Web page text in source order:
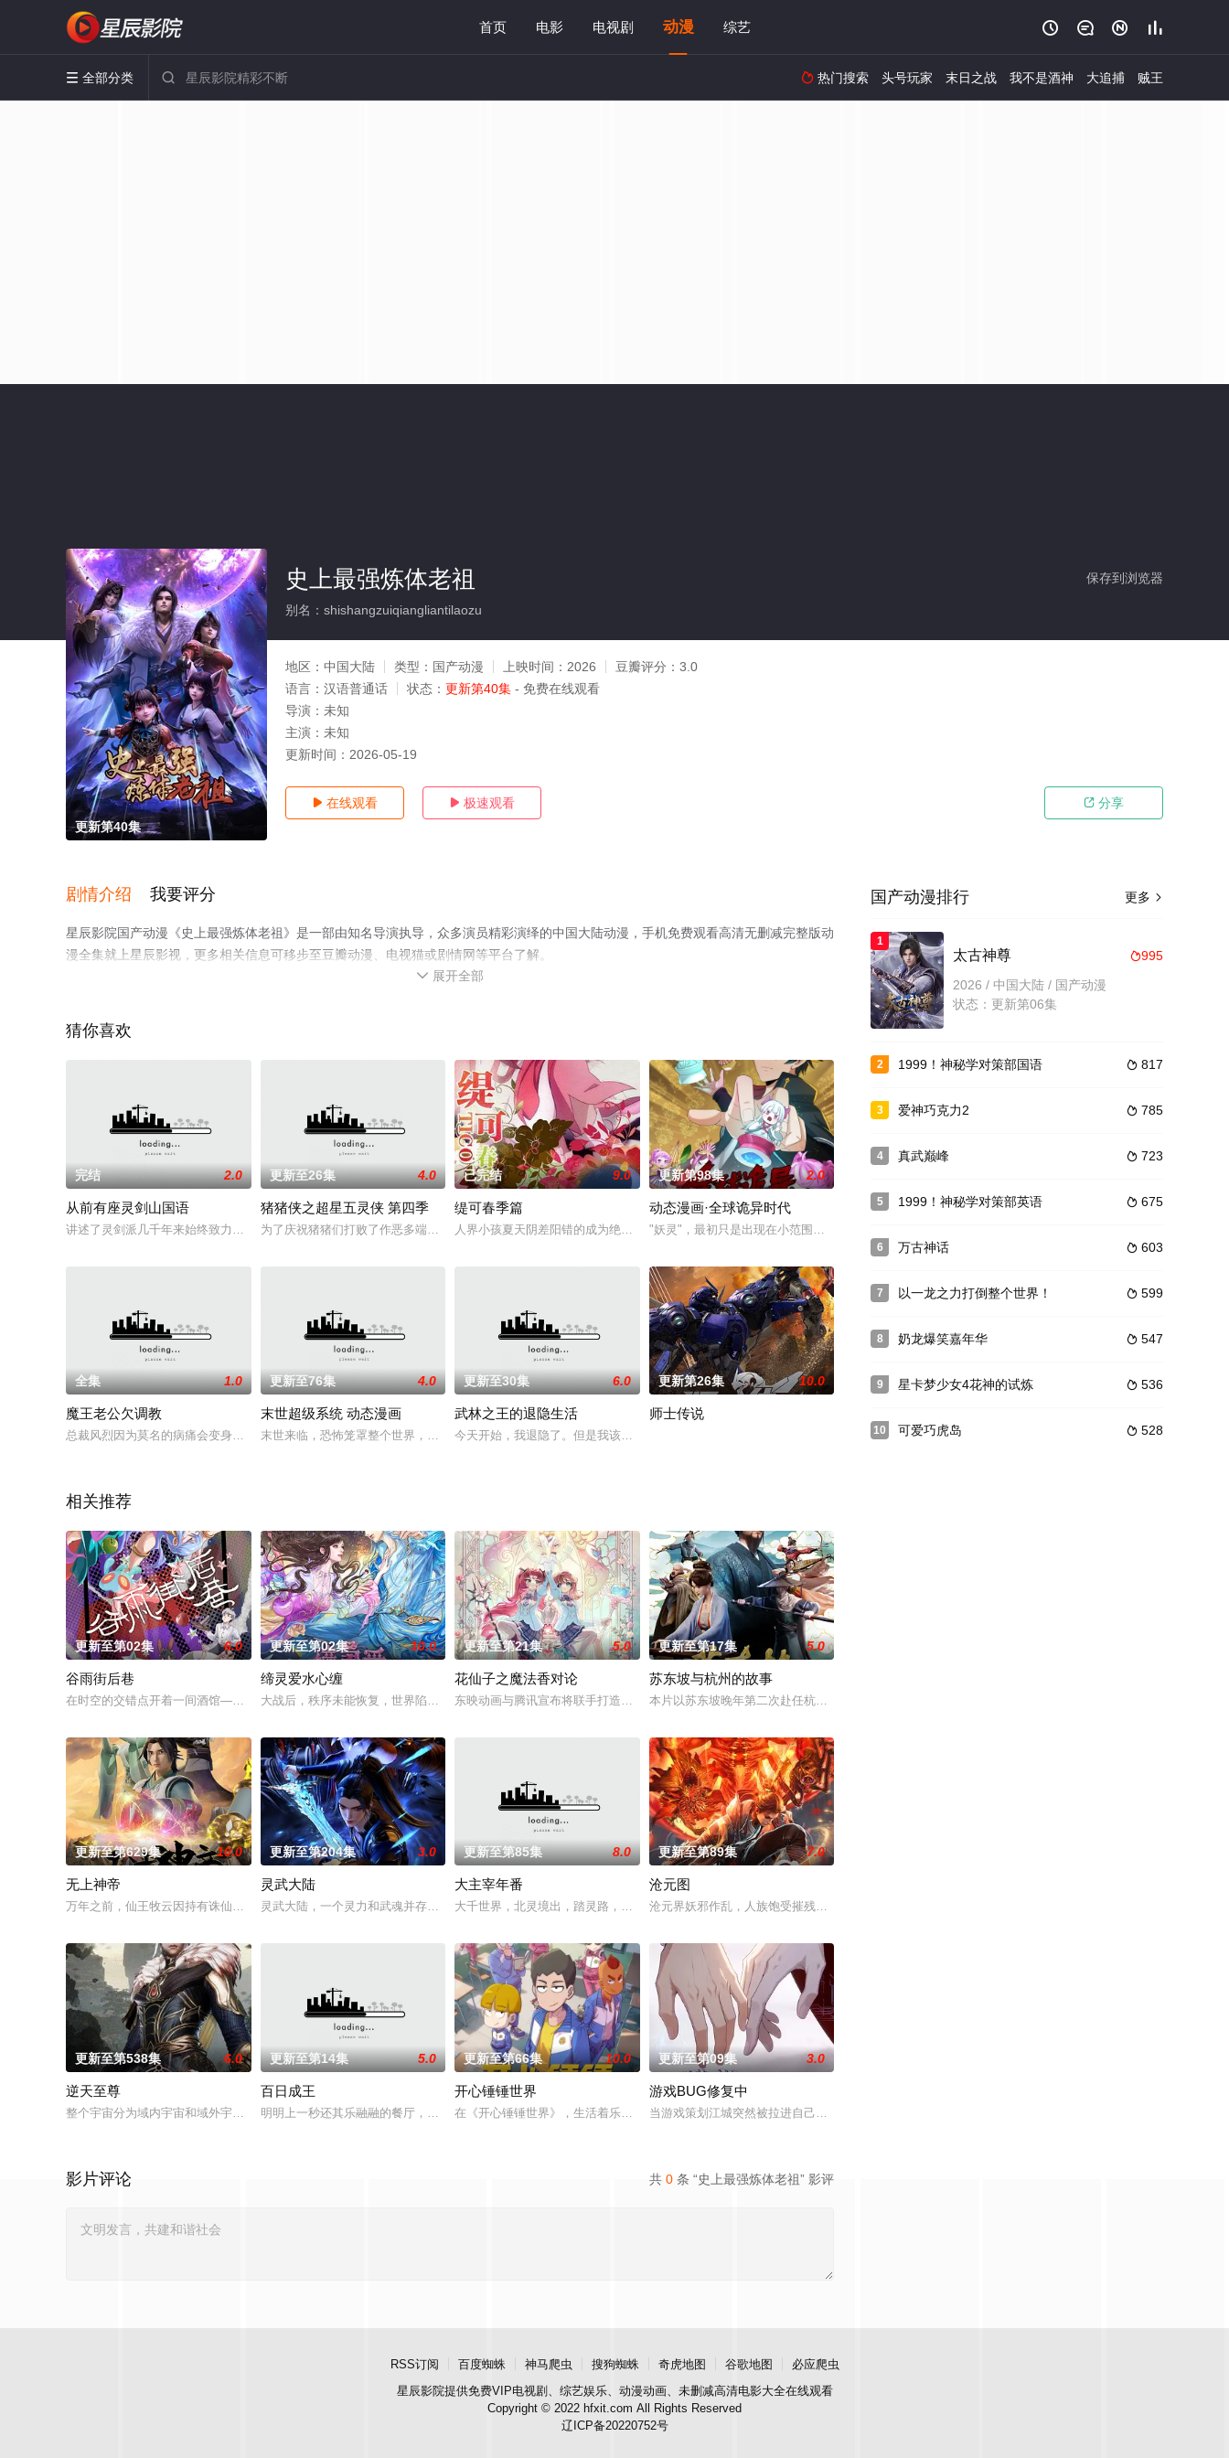
首页 电影 电视剧 动漫 综艺    
 全部分类   热门搜索 头号玩家 末日之战 我不是酒神 大追捕 贼王
更新第40集
保存到浏览器
史上最强炼体老祖
别名：shishangzuiqiangliantilaozu
地区： 中国大陆 类型： 国产动漫 上映时间： 2026 豆瓣评分： 3.0
语言： 汉语普通话 状态： 更新第40集 - 免费在线观看
导演： 未知
主演： 未知
更新时间： 2026-05-19
 在线观看  极速观看  分享
剧情介绍 我要评分
星辰影院国产动漫《史上最强炼体老祖》是一部由知名导演执导，众多演员精彩演绎的中国大陆动漫，手机免费观看高清无删减完整版动
漫全集就上星辰影视，更多相关信息可移步至豆瓣动漫、电视猫或剧情网等平台了解。
 展开全部
猜你喜欢
完结 2.0
从前有座灵剑山国语
讲述了灵剑派几千年来始终致力于培养人才，为进一步扩充门派力量，补充新鲜血液，召开资质选拔大会，诚邀各路精英前来。
更新至26集 4.0
猪猪侠之超星五灵侠 第四季
为了庆祝猪猪们打败了作恶多端的风暴前线，太阳城又举办了一场热闹的英雄盛宴。但一阵突如其来的震动打破了宴会的气氛。
已完结 9.0
缇可春季篇
人界小孩夏天阴差阳错的成为绝世神器“龙图”的新主人，从而进入一个灵，人，魔三界混合的世界，为帮助昆仑使者TICO
更新第98集 2.0
动态漫画·全球诡异时代
"妖灵"，最初只是出现在小范围的灵异事件中，有无害的善灵，也有危险的恶灵。一百年前，恶灵突然
全集 1.0
魔王老公欠调教
总裁风烈因为莫名的病痛会变身成为狼，一次变身晕倒遇到心地善良的女孩舒小芙救了自己，风烈发现只要和舒小芙呆在一起病
更新至76集 4.0
末世超级系统 动态漫画
末世来临，恐怖笼罩整个世界，地球成为丧尸和变异生物的狩猎场。贫穷少年赵天磊意外获得神秘超级系统，当他目睹眼前人间
更新至30集 6.0
武林之王的退隐生活
今天开始，我退隐了。但是我该做什么呢……我既没有一技之长，也没有做生意的头脑，我唯一擅长的就只有打遍天下无敌手而
更新第26集 10.0
师士传说
相关推荐
更新至第02集 6.0
谷雨街后巷
在时空的交错点开着一间酒馆——谷雨街后巷。 无论城市的角落，还是繁星坠落的荒漠， 穿过现实的迷宫，欢迎光临“谷雨
更新至第02集 10.0
缔灵爱水心缠
大战后，秩序未能恢复，世界陷入混乱。混沌从深渊崛起，黑暗如潮水般吞噬大地……缔默完成了命运的蜕变——她不再是被守
更新至第21集 5.0
花仙子之魔法香对论
东映动画与腾讯宣布将联手打造『花仙子』全新动画
更新至第17集 5.0
苏东坡与杭州的故事
本片以苏东坡晚年第二次赴任杭州，与老友佛印（一心想将苏东坡渡入佛门）、辽国女粉丝耶律云（原型为高
更新至第629集 10.0
无上神帝
万年之前，仙王牧云因持有诛仙图而遭人暗算，残魂沉睡万年之后，在天运大陆南云帝国有名的“废物牧云”身上觉醒。牧云初
更新至第204集 3.0
灵武大陆
灵武大陆，一个灵力和武魂并存的世界，灵修一念动山河，武者徒手撕天地。星辰镇昔日天才辰天，十岁后武魂沉寂、灵海枯竭
更新至第85集 8.0
大主宰年番
大千世界，北灵境出，踏灵路，伐罗天，剑斩诛邪永定乾坤，万道争锋吾为主率!
更新至第89集 7.0
沧元图
沧元界妖邪作乱，人族饱受摧残，主角孟川自小立下为母复仇的誓言，以镜湖道院为起点，凭借坚毅无畏的心
更新至第538集 6.0
逆天至尊
整个宇宙分为域内宇宙和域外宇宙，两个宇宙彼此为敌，域外宇宙由天魔统治，域内宇宙分为神界，仙界，凡间。 在宇宙中，
更新至第14集 5.0
百日成王
明明上一秒还其乐融融的餐厅，下一秒竟然血流成河……明明是爱民如子的君王下一秒竟然变成嗜血凶兽……“明”失去了一切
更新至第66集 10.0
开心锤锤世界
在《开心锤锤世界》，生活着乐观善良的少年锤锤和他性格各异的家人朋友们，他们在日常琐事中脑洞大开，以充满趣味的方式
更新至第09集 3.0
游戏BUG修复中
当游戏策划江城突然被拉进自己精心打造的数字世界时，他原本以为能在这片熟悉的地方游刃有余。然而，令
共 0 条 “史上最强炼体老祖” 影评
影片评论
更多 
国产动漫排行
1
995
太古神尊
2026 / 中国大陆 / 国产动漫
状态：更新第06集
2  817
1999！神秘学对策部国语
3  785
爱神巧克力2
4  723
真武巅峰
5  675
1999！神秘学对策部英语
6  603
万古神话
7  599
以一龙之力打倒整个世界！
8  547
奶龙爆笑嘉年华
9  536
星卡梦少女4花神的试炼
10  528
可爱巧虎岛
RSS订阅 百度蜘蛛 神马爬虫 搜狗蜘蛛 奇虎地图 谷歌地图
必应爬虫
星辰影院提供免费VIP电视剧、综艺娱乐、动漫动画、未删减高清电影大全在线观看
Copyright © 2022 hfxit.com All Rights Reserved
辽ICP备20220752号